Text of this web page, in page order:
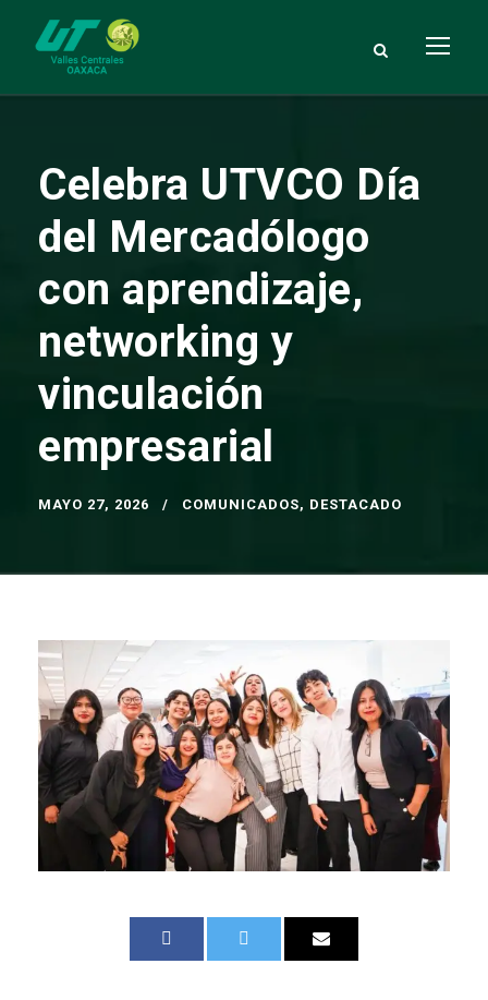
Celebra UTVCO Día
del Mercadólogo
con aprendizaje,
networking y
vinculación
empresarial
MAYO 27, 2026 COMUNICADOS, DESTACADO